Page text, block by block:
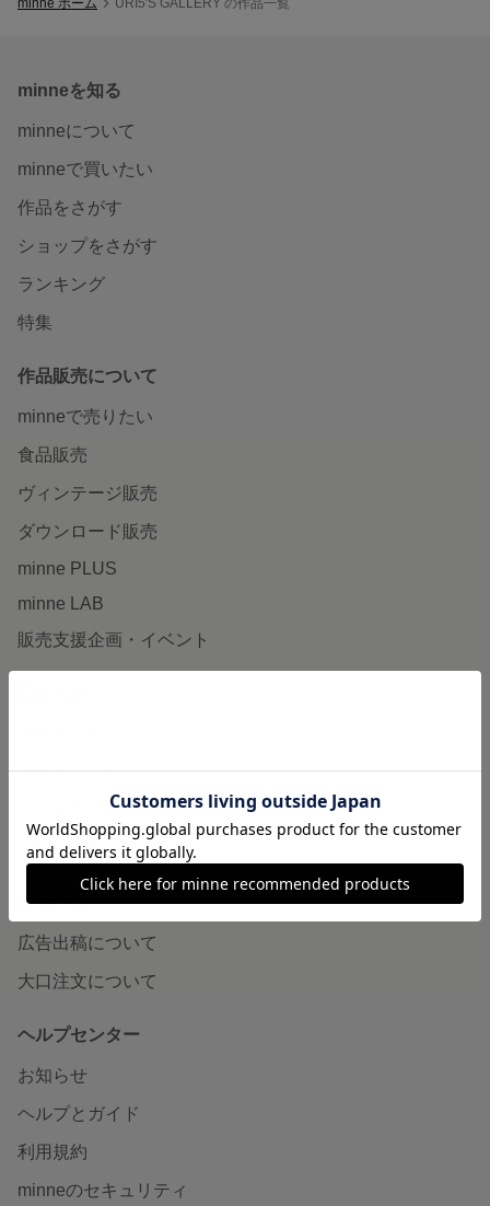
minneを知る
minneについて
minneで買いたい
作品をさがす
ショップをさがす
ランキング
特集
作品販売について
minneで売りたい
食品販売
ヴィンテージ販売
ダウンロード販売
minne PLUS
minne LAB
販売支援企画・イベント
minne学習帖
minneの本
企業の方へ
広告出稿について
大口注文について
ヘルプセンター
お知らせ
ヘルプとガイド
利用規約
minneのセキュリティ